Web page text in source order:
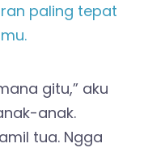
gitu,” aku
anak.
tua. Ngga